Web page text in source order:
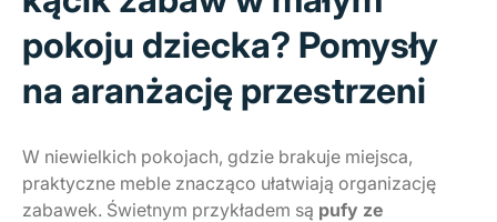
pokoju dziecka? Pomysły
na aranżację przestrzeni
W niewielkich pokojach, gdzie brakuje miejsca,
praktyczne meble znacząco ułatwiają organizację
zabawek. Świetnym przykładem są pufy ze